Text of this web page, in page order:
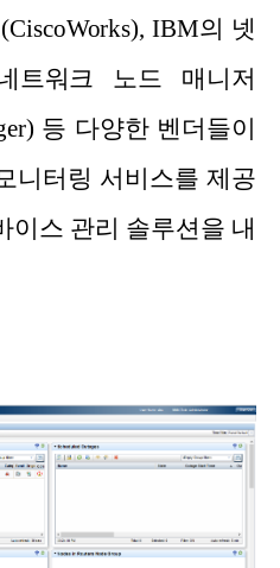
IBM의 넷
트워크 노드 매니저
등 다양한 벤더들이
니터링 서비스를 제공
이스 관리 솔루션을 내